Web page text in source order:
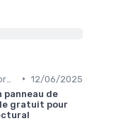
• 12/06/2025
panneau de
gratuit pour